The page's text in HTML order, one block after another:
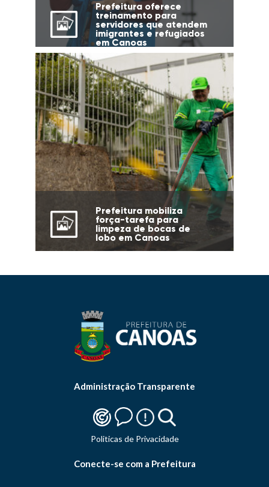
Prefeitura oferece
treinamento para
servidores que atendem
imigrantes e refugiados
em Canoas
Prefeitura mobiliza
força-tarefa para
limpeza de bocas de
lobo em Canoas
Administração Transparente
Politicas de Privacidade
Conecte-se com a Prefeitura